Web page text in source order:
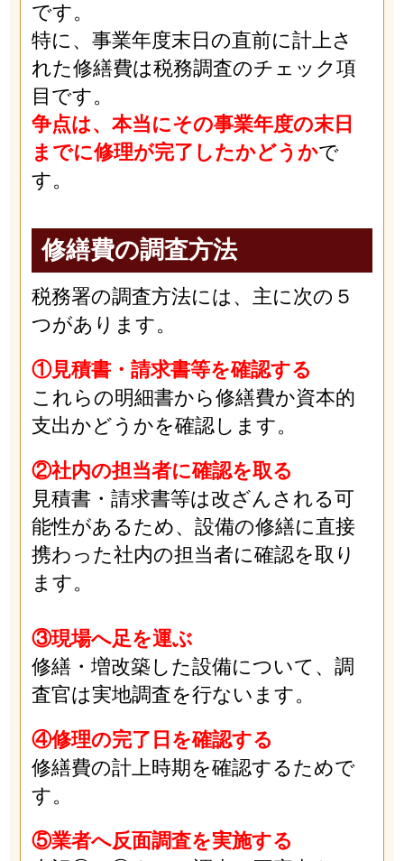
です。
特に、事業年度末日の直前に計上さ
れた修繕費は税務調査のチェック項
目です。
争点は、本当にその事業年度の末日
までに修理が完了したかどうかで
す。
修繕費の調査方法
税務署の調査方法には、主に次の５
つがあります。
①見積書・請求書等を確認する
これらの明細書から修繕費か資本的
支出かどうかを確認します。
②社内の担当者に確認を取る
見積書・請求書等は改ざんされる可
能性があるため、設備の修繕に直接
携わった社内の担当者に確認を取り
ます。
③現場へ足を運ぶ
修繕・増改築した設備について、調
査官は実地調査を行ないます。
④修理の完了日を確認する
修繕費の計上時期を確認するためで
す。
⑤業者へ反面調査を実施する